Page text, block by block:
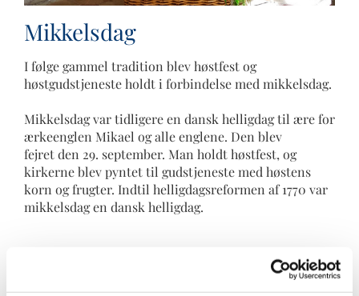
Mikkelsdag
I følge gammel tradition blev høstfest og
høstgudstjeneste holdt i forbindelse med mikkelsdag.
Mikkelsdag var tidligere en dansk helligdag til ære for
ærkeenglen Mikael og alle englene. Den blev
fejret den 29. september. Man holdt høstfest, og
kirkerne blev pyntet til gudstjeneste med høstens
korn og frugter. Indtil helligdagsreformen af 1770 var
mikkelsdag en dansk helligdag.